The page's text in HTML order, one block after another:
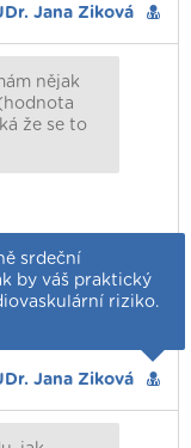
Jana Ziková
nějak
že se to
srdeční
by váš praktický
riziko.
Jana Ziková